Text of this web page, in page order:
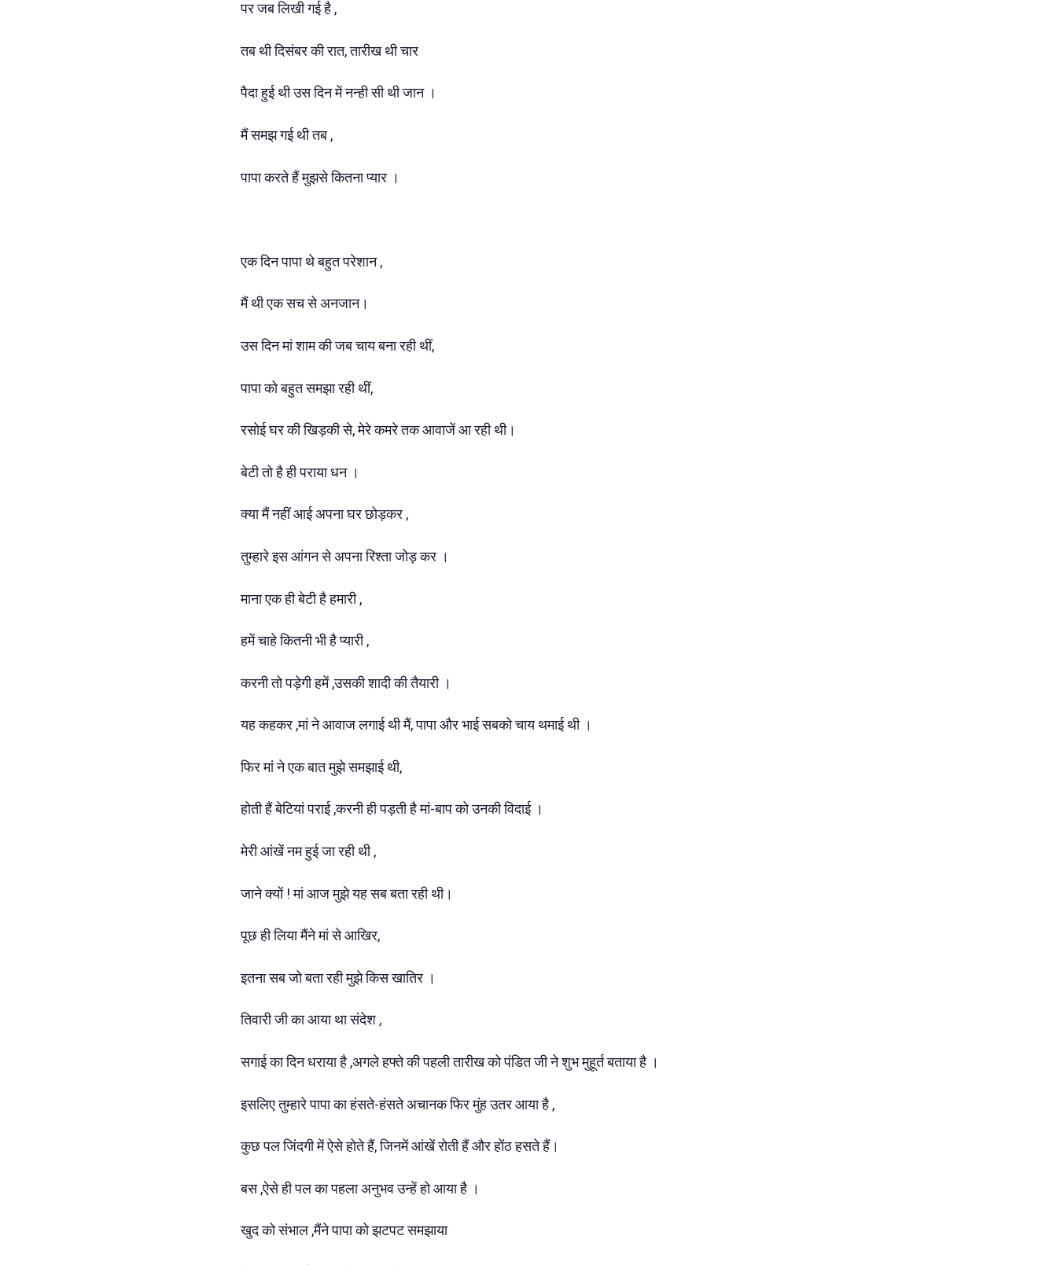
पर जब लिखी गई है ,
तब थी दिसंबर की रात, तारीख थी चार
पैदा हुई थी उस दिन में नन्ही सी थी जान ।
मैं समझ गई थी तब ,
पापा करते हैं मुझसे कितना प्यार ।
एक दिन पापा थे बहुत परेशान ,
मैं थी एक सच से अनजान।
उस दिन मां शाम की जब चाय बना रही थीं,
पापा को बहुत समझा रही थीं,
रसोई घर की खिड़की से, मेरे कमरे तक आवाजें आ रही थी।
बेटी तो है ही पराया धन ।
क्या मैं नहीं आई अपना घर छोड़कर ,
तुम्हारे इस आंगन से अपना रिश्ता जोड़ कर ।
माना एक ही बेटी है हमारी ,
हमें चाहे कितनी भी है प्यारी ,
करनी तो पड़ेगी हमें ,उसकी शादी की तैयारी ।
यह कहकर ,मां ने आवाज लगाई थी मैं, पापा और भाई सबको चाय थमाई थी ।
फिर मां ने एक बात मुझे समझाई थी,
होती हैं बेटियां पराई ,करनी ही पड़ती है मां-बाप को उनकी विदाई ।
मेरी आंखें नम हुई जा रही थी ,
जाने क्यों ! मां आज मुझे यह सब बता रही थी।
पूछ ही लिया मैंने मां से आखिर,
इतना सब जो बता रही मुझे किस खातिर ।
तिवारी जी का आया था संदेश ,
सगाई का दिन धराया है ,अगले हफ्ते की पहली तारीख को पंडित जी ने शुभ मुहूर्त बताया है ।
इसलिए तुम्हारे पापा का हंसते-हंसते अचानक फिर मुंह उतर आया है ,
कुछ पल जिंदगी में ऐसे होते हैं, जिनमें आंखें रोती हैं और होंठ हसते हैं।
बस ,ऐसे ही पल का पहला अनुभव उन्हें हो आया है ।
खुद को संभाल ,मैंने पापा को झटपट समझाया